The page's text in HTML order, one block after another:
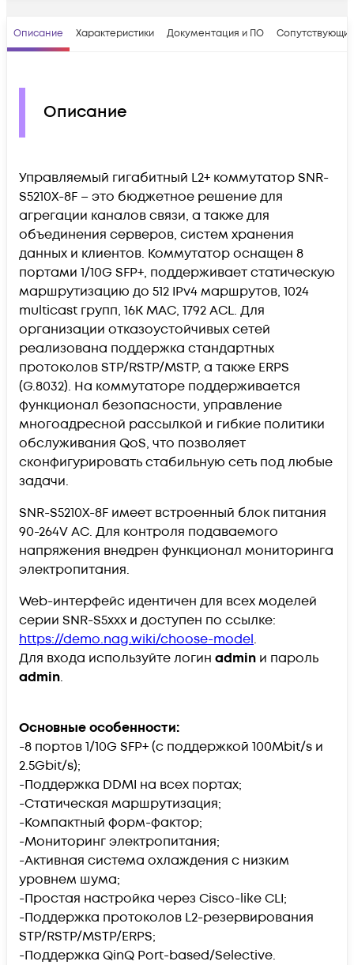
Описание Характеристики Документация и ПО
Описание
Управляемый гигабитный L2+ коммутатор SNR-
S5210X-8F – это бюджетное решение для
агрегации каналов связи, а также для
объединения серверов, систем хранения
данных и клиентов. Коммутатор оснащен 8
портами 1/10G SFP+, поддерживает статическую
маршрутизацию до 512 IPv4 маршрутов, 1024
multicast групп, 16K MAC, 1792 ACL. Для
организации отказоустойчивых сетей
реализована поддержка стандартных
протоколов STP/RSTP/MSTP, а также ERPS
(G.8032). На коммутаторе поддерживается
функционал безопасности, управление
многоадресной рассылкой и гибкие политики
обслуживания QoS, что позволяет
сконфигурировать стабильную сеть под любые
задачи.
SNR-S5210X-8F имеет встроенный блок питания
90-264V AC. Для контроля подаваемого
напряжения внедрен функционал мониторинга
электропитания.
Web-интерфейс идентичен для всех моделей
серии SNR-S5xxx и доступен по ссылке:
https://demo.nag.wiki/choose-model.
Для входа используйте логин admin и пароль
admin.
Основные особенности:
-8 портов 1/10G SFP+ (с поддержкой 100Mbit/s и
2.5Gbit/s);
-Поддержка DDMI на всех портах;
-Статическая маршрутизация;
-Компактный форм-фактор;
-Мониторинг электропитания;
-Активная система охлаждения с низким
уровнем шума;
-Простая настройка через Cisco-like CLI;
-Поддержка протоколов L2-резервирования
STP/RSTP/MSTP/ERPS;
-Поддержка QinQ Port-based/Selective.